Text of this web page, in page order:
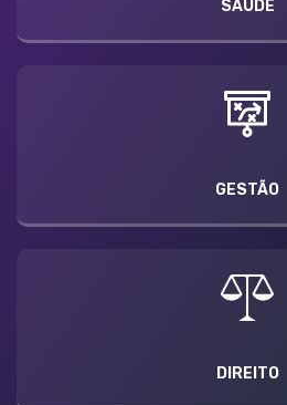
SAÚDE
GESTÃO
DIREITO